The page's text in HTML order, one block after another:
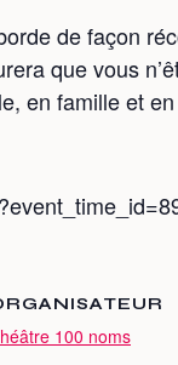
de façon
que vous
en famille et
100 noms